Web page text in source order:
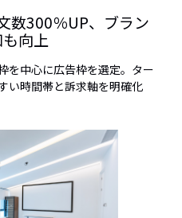
数300％UP、ブラン
向上
を中心に広告枠を選定。ター
い時間帯と訴求軸を明確化